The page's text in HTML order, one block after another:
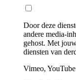
Door deze
andere media-
gehost. Met
diensten van
Vimeo, YouTube